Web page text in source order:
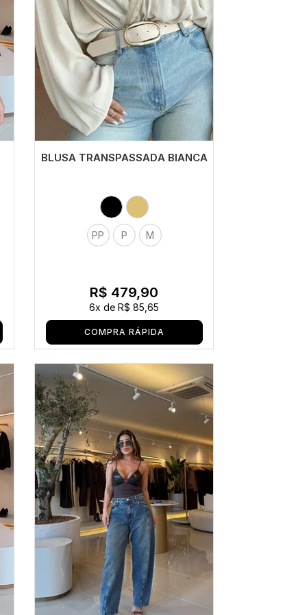
BLUSA TRANSPASSADA BIANCA
PP P M
R$ 479,90
6x deR$ 85,65
COMPRA RÁPIDA